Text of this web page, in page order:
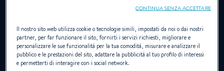
Rivenditori Vela, Entrobordo, Fuoribordo,
First per BENETEAU
Il nostro sito web utilizza cookie o tecnologie simili, impostati da noi o dai nostri
partner, per far funzionare il sito, fornirti i servizi richiesti, migliorare e
personalizzare le sue funzionalità per la tua comodità, misurare e analizzare il
pubblico e le prestazioni del sito, adattare la pubblicità al tuo profilo di interessi
e permetterti di interagire con i social network.
CONTINUA SENZA ACCETTARE